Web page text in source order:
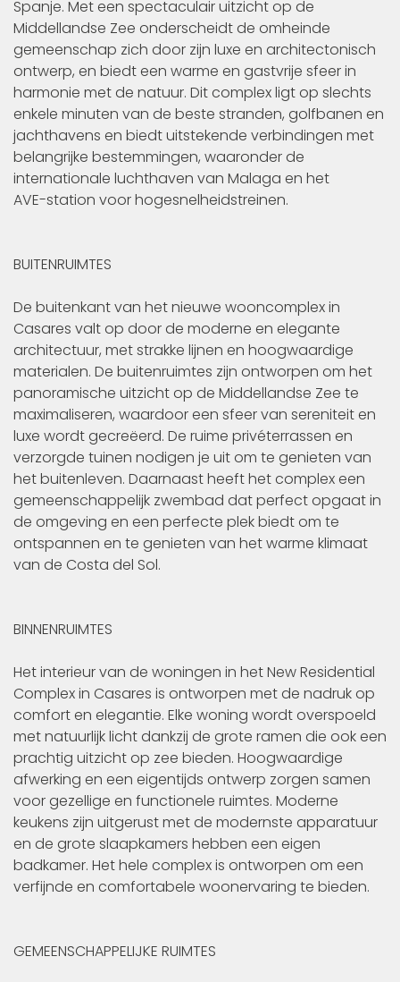
Spanje. Met een spectaculair uitzicht op de
Middellandse Zee onderscheidt de omheinde
gemeenschap zich door zijn luxe en architectonisch
ontwerp, en biedt een warme en gastvrije sfeer in
harmonie met de natuur. Dit complex ligt op slechts
enkele minuten van de beste stranden, golfbanen en
jachthavens en biedt uitstekende verbindingen met
belangrijke bestemmingen, waaronder de
internationale luchthaven van Malaga en het
AVE-station voor hogesnelheidstreinen.
BUITENRUIMTES
De buitenkant van het nieuwe wooncomplex in
Casares valt op door de moderne en elegante
architectuur, met strakke lijnen en hoogwaardige
materialen. De buitenruimtes zijn ontworpen om het
panoramische uitzicht op de Middellandse Zee te
maximaliseren, waardoor een sfeer van sereniteit en
luxe wordt gecreëerd. De ruime privéterrassen en
verzorgde tuinen nodigen je uit om te genieten van
het buitenleven. Daarnaast heeft het complex een
gemeenschappelijk zwembad dat perfect opgaat in
de omgeving en een perfecte plek biedt om te
ontspannen en te genieten van het warme klimaat
van de Costa del Sol.
BINNENRUIMTES
Het interieur van de woningen in het New Residential
Complex in Casares is ontworpen met de nadruk op
comfort en elegantie. Elke woning wordt overspoeld
met natuurlijk licht dankzij de grote ramen die ook een
prachtig uitzicht op zee bieden. Hoogwaardige
afwerking en een eigentijds ontwerp zorgen samen
voor gezellige en functionele ruimtes. Moderne
keukens zijn uitgerust met de modernste apparatuur
en de grote slaapkamers hebben een eigen
badkamer. Het hele complex is ontworpen om een
verfijnde en comfortabele woonervaring te bieden.
GEMEENSCHAPPELIJKE RUIMTES